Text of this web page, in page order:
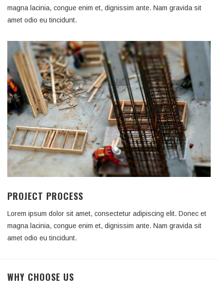
magna lacinia, congue enim et, dignissim ante. Nam gravida sit
amet odio eu tincidunt.
PROJECT PROCESS
Lorem ipsum dolor sit amet, consectetur adipiscing elit. Donec et
magna lacinia, congue enim et, dignissim ante. Nam gravida sit
amet odio eu tincidunt.
WHY CHOOSE US